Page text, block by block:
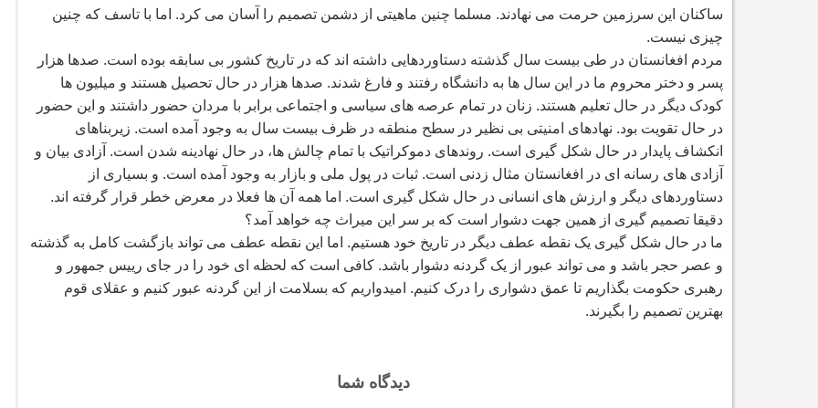
ساکنان این سرزمین حرمت می نهادند. مسلما چنین ماهیتی از دشمن تصمیم را آسان می کرد. اما با تاسف که چنین
چیزی نیست.
مردم افغانستان در طی بیست سال گذشته دستاوردهایی داشته اند که در تاریخ کشور بی سابقه بوده است. صدها هزار
پسر و دختر محروم ما در این سال ها به دانشگاه رفتند و فارغ شدند. صدها هزار در حال تحصیل هستند و میلیون ها
کودک دیگر در حال تعلیم هستند. زنان در تمام عرصه های سیاسی و اجتماعی برابر با مردان حضور داشتند و این حضور
در حال تقویت بود. نهادهای امنیتی بی نظیر در سطح منطقه در ظرف بیست سال به وجود آمده است. زیربناهای
انکشاف پایدار در حال شکل گیری است. روندهای دموکراتیک با تمام چالش ها، در حال نهادینه شدن است. آزادی بیان و
آزادی های رسانه ای در افغانستان مثال زدنی است. ثبات در پول ملی و بازار به وجود آمده است. و بسیاری از
دستاوردهای دیگر و ارزش های انسانی در حال شکل گیری است. اما همه آن ها فعلا در معرض خطر قرار گرفته اند.
دقیقا تصمیم گیری از همین جهت دشوار است که بر سر این میراث چه خواهد آمد؟
ما در حال شکل گیری یک نقطه عطف دیگر در تاریخ خود هستیم. اما این نقطه عطف می تواند بازگشت کامل به گذشته
و عصر حجر باشد و می تواند عبور از یک گردنه دشوار باشد. کافی است که لحظه ای خود را در جای رییس جمهور و
رهبری حکومت بگذاریم تا عمق دشواری را درک کنیم. امیدواریم که بسلامت از این گردنه عبور کنیم و عقلای قوم
بهترین تصمیم را بگیرند.
دیدگاه شما